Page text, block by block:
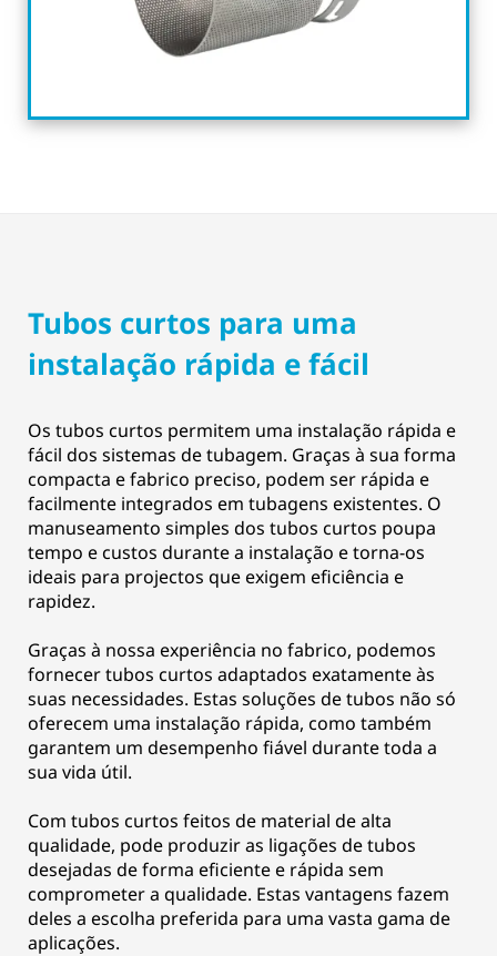
Tubos curtos para uma
instalação rápida e fácil
Os tubos curtos permitem uma instalação rápida e
fácil dos sistemas de tubagem. Graças à sua forma
compacta e fabrico preciso, podem ser rápida e
facilmente integrados em tubagens existentes. O
manuseamento simples dos tubos curtos poupa
tempo e custos durante a instalação e torna-os
ideais para projectos que exigem eficiência e
rapidez.
Graças à nossa experiência no fabrico, podemos
fornecer tubos curtos adaptados exatamente às
suas necessidades. Estas soluções de tubos não só
oferecem uma instalação rápida, como também
garantem um desempenho fiável durante toda a
sua vida útil.
Com tubos curtos feitos de material de alta
qualidade, pode produzir as ligações de tubos
desejadas de forma eficiente e rápida sem
comprometer a qualidade. Estas vantagens fazem
deles a escolha preferida para uma vasta gama de
aplicações.